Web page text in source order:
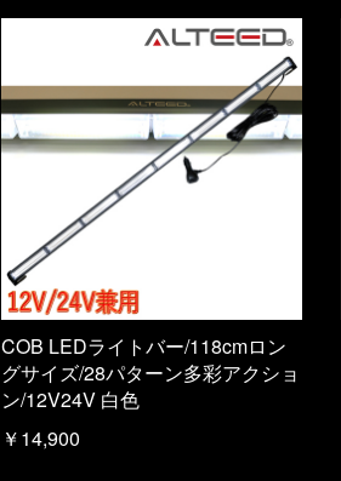
COB LEDライトバー/118cmロン
グサイズ/28パターン多彩アクショ
ン/12V24V 白色
￥14,900